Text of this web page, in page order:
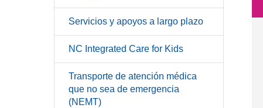
Servicios y apoyos a largo plazo
NC Integrated Care for Kids
Transporte de atención médica
que no sea de emergencia
(NEMT)